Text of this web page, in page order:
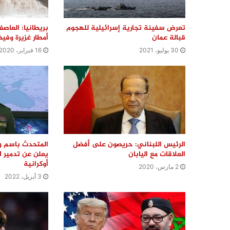
تعرض سفينة تجارية إسرائيلية للهجوم
قبالة عمان
30 يوليو، 2021
بريطانيا:
أمطار غزيرة
16 فبراير، 2020
الرئيس اللبناني: حريصون على أفضل
العلاقات مع اليابان
2 مارس، 2020
المتحدث باسم
أوكرانية
3 أبريل، 2022